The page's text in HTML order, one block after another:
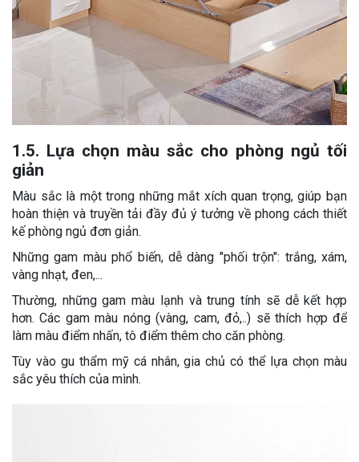
1.5. Lựa chọn màu sắc cho phòng ngủ tối
giản
Màu sắc là một trong những mắt xích quan trọng, giúp bạn
hoàn thiện và truyền tải đầy đủ ý tưởng về phong cách thiết
kế phòng ngủ đơn giản.
Những gam màu phổ biến, dễ dàng "phối trộn": trắng, xám,
vàng nhạt, đen,...
Thường, những gam màu lạnh và trung tính sẽ dễ kết hợp
hơn. Các gam màu nóng (vàng, cam, đỏ,..) sẽ thích hợp để
làm màu điểm nhấn, tô điểm thêm cho căn phòng.
Tùy vào gu thẩm mỹ cá nhân, gia chủ có thể lựa chọn màu
sắc yêu thích của mình.